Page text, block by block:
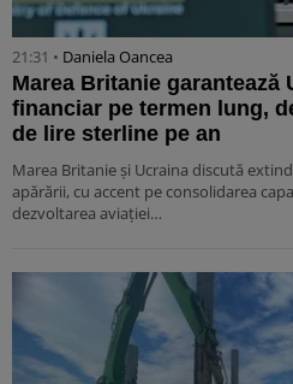
21:31 • Daniela Oancea
Marea Britanie garantează
financiar pe termen lung,
de lire sterline pe an
Marea Britanie și Ucraina discută
apărării, cu accent pe consolidarea
dezvoltarea aviației…